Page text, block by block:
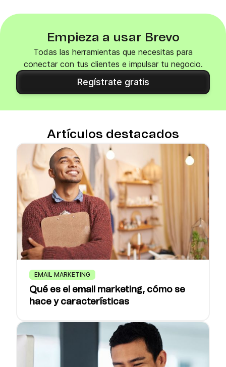
Empieza a usar Brevo
Todas las herramientas que necesitas para
conectar con tus clientes e impulsar tu negocio.
Regístrate gratis
Artículos destacados
EMAIL MARKETING
Qué es el email marketing, cómo se
hace y características